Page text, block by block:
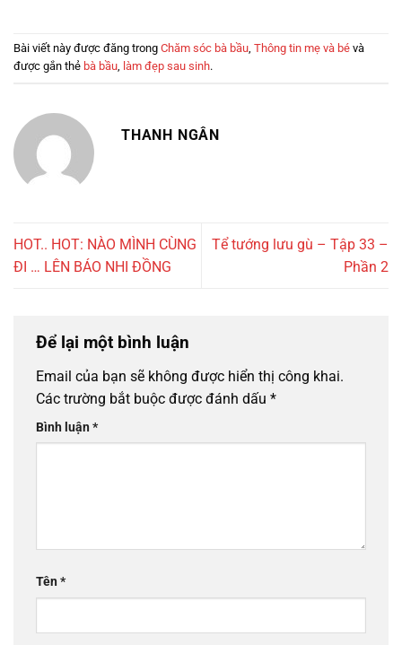
Bài viết này được đăng trong Chăm sóc bà bầu Thông tin mẹ và bé và
được gắn thẻ bà bầu làm đẹp sau sinh.
THANH NGÂN
HOT.. HOT: NÀO MÌNH CÙNG
ĐI … LÊN BÁO NHI ĐỒNG
Tể tướng lưu gù – Tập 33 –
Phần 2
Để lại một bình luận
Email của bạn sẽ không được hiển thị công khai.
Các trường bắt buộc được đánh dấu *
Bình luận*
Tên*